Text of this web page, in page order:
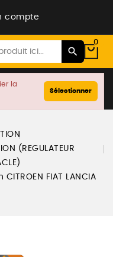
compte
0
la
Sélectionner
(REGULATEUR
FIAT LANCIA